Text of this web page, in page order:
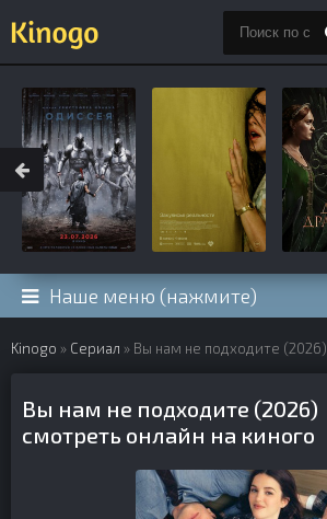
Наше меню (нажмите)
Kinogo » Сериал » Вы нам не подходите (2026)
Вы нам не подходите (2026)
смотреть онлайн на киного